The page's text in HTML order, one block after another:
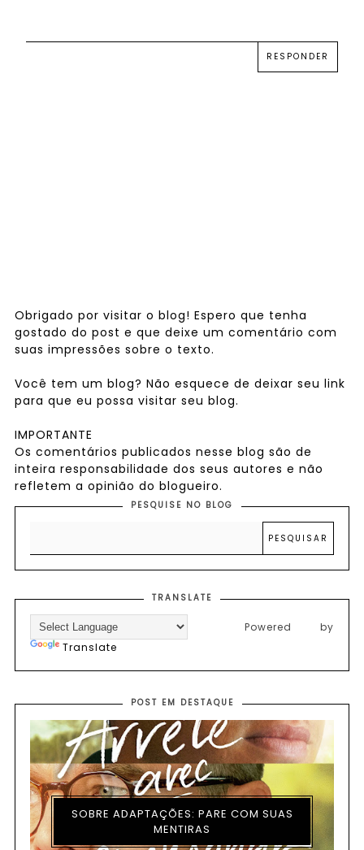
RESPONDER
Obrigado por visitar o blog! Espero que tenha
gostado do post e que deixe um comentário com
suas impressões sobre o texto.
Você tem um blog? Não esquece de deixar seu link
para que eu possa visitar seu blog.
IMPORTANTE
Os comentários publicados nesse blog são de
inteira responsabilidade dos seus autores e não
refletem a opinião do blogueiro.
PESQUISE NO BLOG
TRANSLATE
Powered by
Translate
POST EM DESTAQUE
SOBRE ADAPTAÇÕES: PARE COM SUAS
MENTIRAS